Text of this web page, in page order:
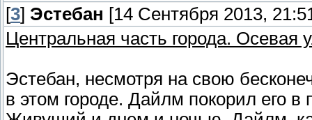
[3] Эстебан [14 Сентября 2013,
Центральная часть города. Осевая
Эстебан, несмотря на свою
в этом городе. Дайлм покорил его